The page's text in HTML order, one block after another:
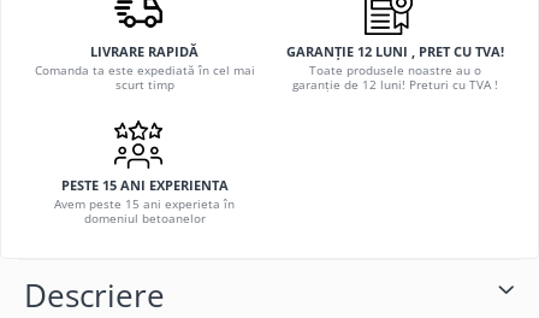
LIVRARE RAPIDĂ
Comanda ta este expediată în cel mai
scurt timp
GARANȚIE 12 LUNI , PRET CU TVA!
Toate produsele noastre au o
garanție de 12 luni! Preturi cu TVA !
PESTE 15 ANI EXPERIENTA
Avem peste 15 ani experieta în
domeniul betoanelor
Descriere